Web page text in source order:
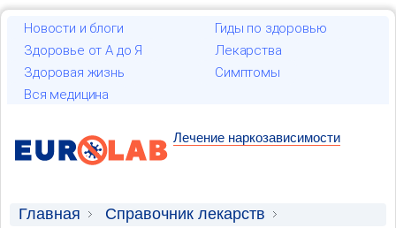
Новости и блоги
Гиды по здоровью
Здоровье от А до Я
Лекарства
Здоровая жизнь
Симптомы
Вся медицина
Лечение наркозависимости
Главная
Справочник лекарств